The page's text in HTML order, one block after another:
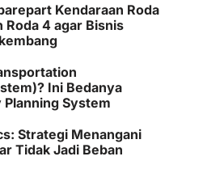
Kendaraan Roda
Roda 4 agar Bisnis
Ini Bedanya
System
Strategi Menangani
Tidak Jadi Beban